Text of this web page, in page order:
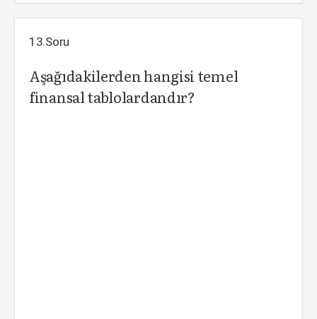
13.Soru
Aşağıdakilerden hangisi temel
finansal tablolardandır?